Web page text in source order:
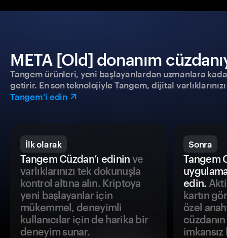
META [Old] donanım
Tangem ürünleri, yeni başlayanlardan uzmanlara
getirir. En son teknolojiyle Tangem, dijital
Tangem’i edin
İlk olarak
Tangem Cüzdan’ı edinin ve
varlıklarınızı tek dokunuşla
kontrol altına alın. Kriptoya
yeni başlayanlar için
mükemmel, deneyimli
kullanıcılar için de harika bir
deneyim sunar.
Sonra
Tangem
edin.
kartın
özel